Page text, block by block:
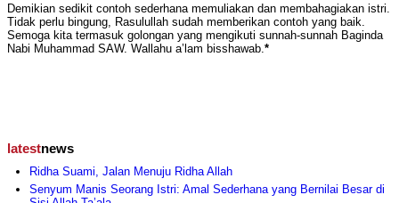
Demikian sedikit contoh sederhana memuliakan dan membahagiakan istri.
Tidak perlu bingung, Rasulullah sudah memberikan contoh yang baik.
Semoga kita termasuk golongan yang mengikuti sunnah-sunnah Baginda
Nabi Muhammad SAW. Wallahu a’lam bisshawab.*
latestnews
Ridha Suami, Jalan Menuju Ridha Allah
Senyum Manis Seorang Istri: Amal Sederhana yang Bernilai Besar di